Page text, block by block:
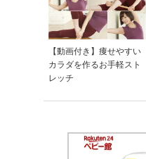
【動画付き】痩せやすい
カラダを作るお手軽スト
レッチ